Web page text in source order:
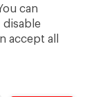
can
disable
accept all